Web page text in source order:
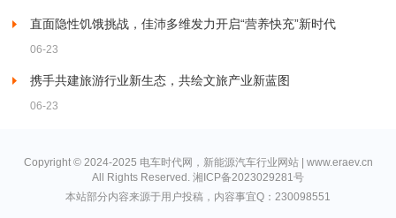
直面隐性饥饿挑战，佳沛多维发力开启“营养快充”新时代
06-23
携手共建旅游行业新生态，共绘文旅产业新蓝图
06-23
Copyright © 2024-2025 电车时代网，新能源汽车行业网站 | www.eraev.cn
All Rights Reserved. 湘ICP备2023029281号
本站部分内容来源于用户投稿，内容事宜Q：230098551